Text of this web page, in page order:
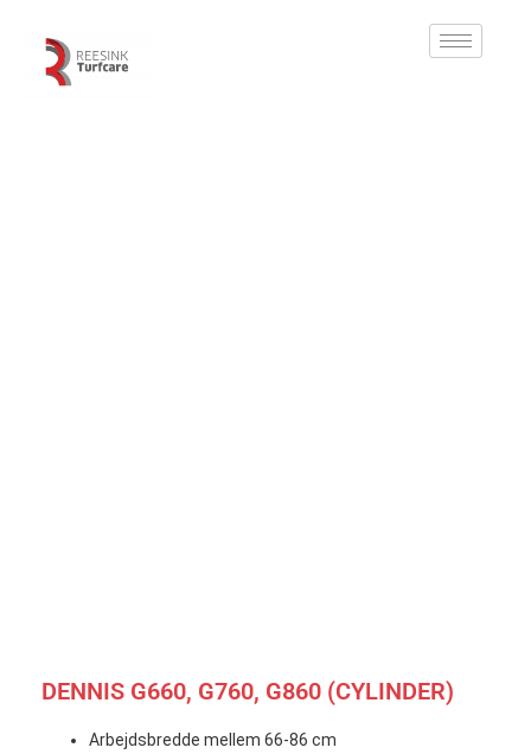
DENNIS G660, G760, G860 (CYLINDER)
Arbejdsbredde mellem 66-86 cm